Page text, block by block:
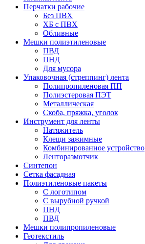
Перчатки рабочие
Без ПВХ
ХБ с ПВХ
Обливные
Мешки полиэтиленовые
ПВД
ПНД
Для мусора
Упаковочная (стреппинг) лента
Полипропиленовая ПП
Полиэстеровая ПЭТ
Металлическая
Скоба, пряжка, уголок
Инструмент для ленты
Натяжитель
Клещи зажимные
Комбинированное устройство
Ленторазмотчик
Синтепон
Сетка фасадная
Полиэтиленовые пакеты
С логотипом
С вырубной ручкой
ПНД
ПВД
Мешки полипропиленовые
Геотекстиль